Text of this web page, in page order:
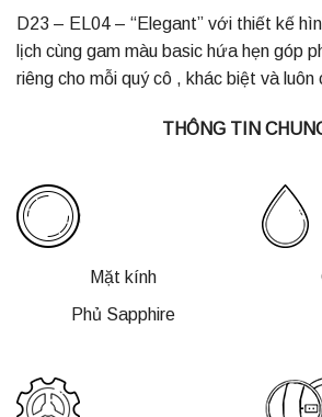
D23 – EL04 – “Elegant” với thiết kế
lịch cùng gam màu basic hứa hẹn góp
riêng cho mỗi quý cô , khác biệt và luôn
THÔNG TIN
Mặt kính
Phủ Sapphire